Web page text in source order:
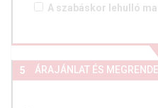
A szabáskor lehulló
5 ÁRAJÁNLAT ÉS